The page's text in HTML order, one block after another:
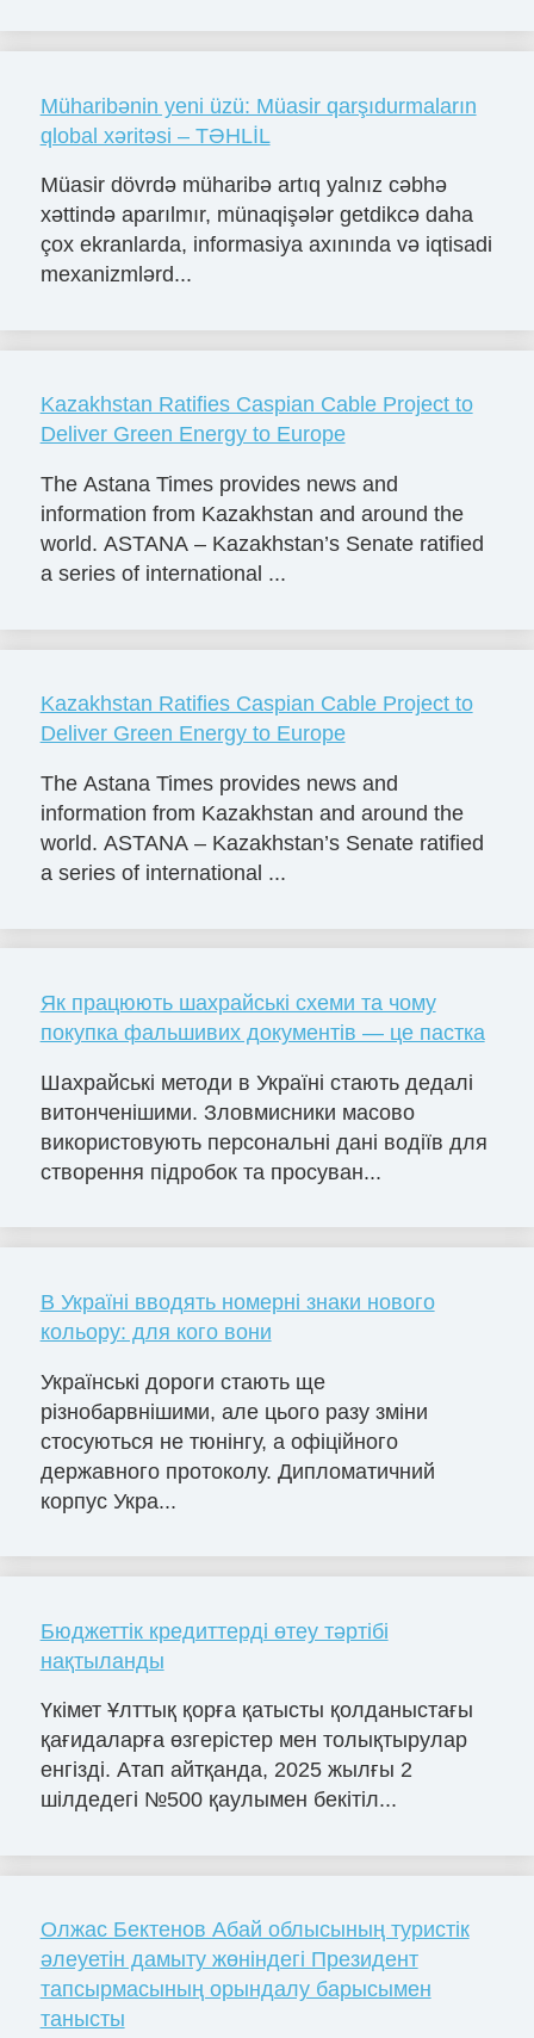
Müharibənin yeni üzü: Müasir qarşıdurmaların
qlobal xəritəsi – TƏHLİL
Müasir dövrdə müharibə artıq yalnız cəbhə
xəttində aparılmır, münaqişələr getdikcə daha
çox ekranlarda, informasiya axınında və iqtisadi
mexanizmlərd...
Kazakhstan Ratifies Caspian Cable Project to
Deliver Green Energy to Europe
The Astana Times provides news and
information from Kazakhstan and around the
world. ASTANA – Kazakhstan’s Senate ratified
a series of international ...
Kazakhstan Ratifies Caspian Cable Project to
Deliver Green Energy to Europe
The Astana Times provides news and
information from Kazakhstan and around the
world. ASTANA – Kazakhstan’s Senate ratified
a series of international ...
Як працюють шахрайські схеми та чому
покупка фальшивих документів — це пастка
Шахрайські методи в Україні стають дедалі
витонченішими. Зловмисники масово
використовують персональні дані водіїв для
створення підробок та просуван...
В Україні вводять номерні знаки нового
кольору: для кого вони
Українські дороги стають ще
різнобарвнішими, але цього разу зміни
стосуються не тюнінгу, а офіційного
державного протоколу. Дипломатичний
корпус Укра...
Бюджеттік кредиттерді өтеу тәртібі
нақтыланды
Үкімет Ұлттық қорға қатысты қолданыстағы
қағидаларға өзгерістер мен толықтырулар
енгізді. Атап айтқанда, 2025 жылғы 2
шілдедегі №500 қаулымен бекітіл...
Олжас Бектенов Абай облысының туристік
әлеуетін дамыту жөніндегі Президент
тапсырмасының орындалу барысымен
танысты